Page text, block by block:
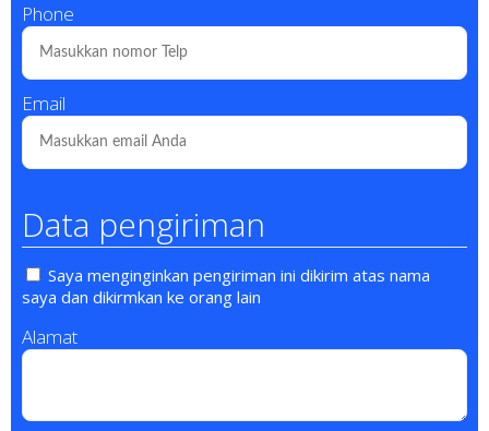
Phone
Email
Data pengiriman
Saya menginginkan pengiriman ini dikirim atas nama
saya dan dikirmkan ke orang lain
Alamat